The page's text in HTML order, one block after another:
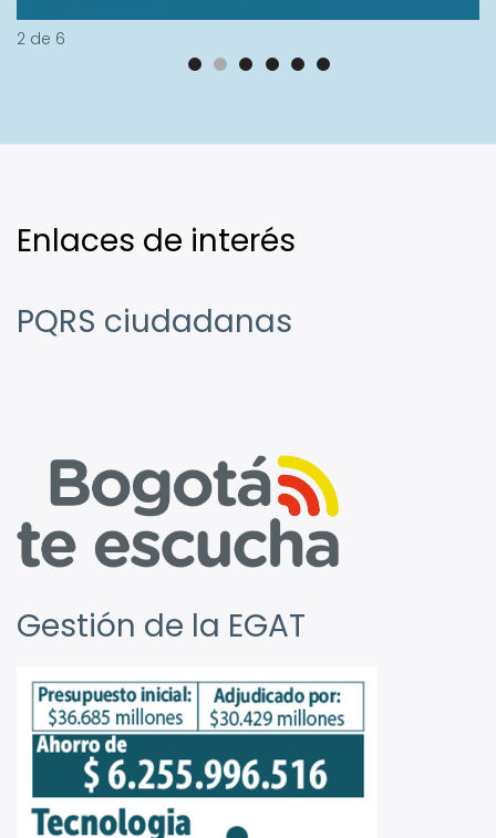
2 de 6
Enlaces de interés
PQRS ciudadanas
Gestión de la EGAT